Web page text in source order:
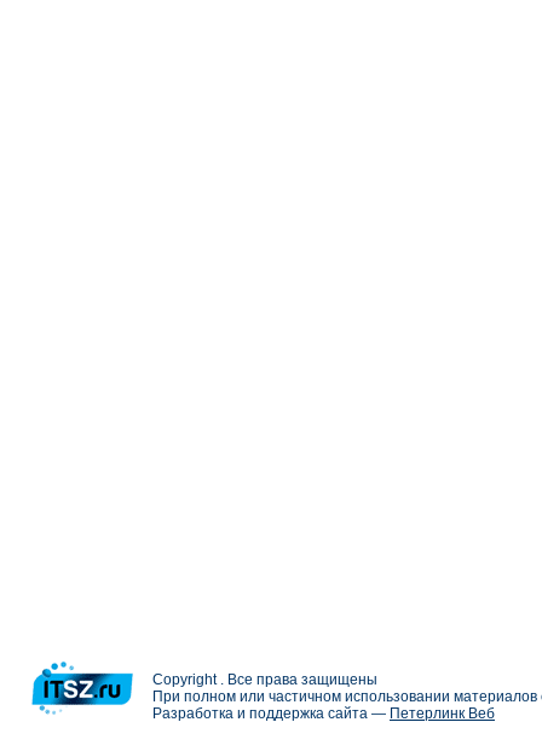
Copyright . Все права защищены
При полном или частичном использовании
Разработка и поддержка сайта — Петерлинк Веб